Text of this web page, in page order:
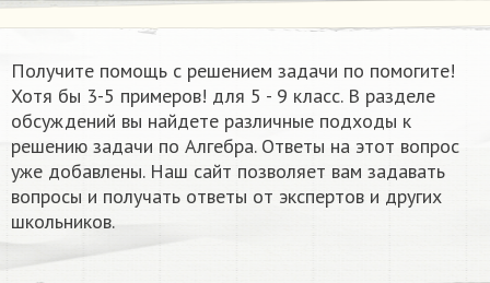
Получите помощь с решением задачи по помогите!
Хотя бы 3-5 примеров! для 5 - 9 класс. В разделе
обсуждений вы найдете различные подходы к
решению задачи по Алгебра. Ответы на этот вопрос
уже добавлены. Наш сайт позволяет вам задавать
вопросы и получать ответы от экспертов и других
школьников.